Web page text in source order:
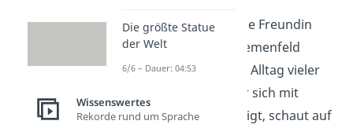
Die Frage, wie man eine Freundin
findet, gehört zum Themenfeld
Beziehungen und zum Alltag vieler
junger Menschen. Wer sich mit
Beziehungen beschäftigt, schaut auf
Die größte Statue
der Welt
6/6 – Dauer: 04:53
Wissenswertes
Rekorde rund um Sprache